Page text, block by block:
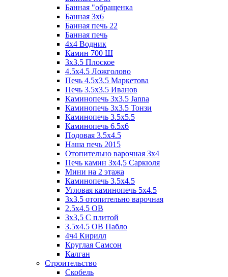
Банная "обращенка
Банная 3х6
Банная печь 22
Банная печь
4х4 Водник
Камин 700 Ш
3x3.5 Плоское
4.5x4.5 Ложголово
Печь 4.5x3.5 Маркетова
Печь 3.5x3.5 Иванов
Каминопечь 3x3.5 Janna
Каминопечь 3x3.5 Тонзи
Каминопечь 3.5х5.5
Каминопечь 6.5x6
Подовая 3.5х4.5
Наша печь 2015
Отопительно варочная 3х4
Печь камин 3х4,5 Саркюля
Мини на 2 этажа
Каминопечь 3.5х4.5
Угловая каминопечь 5х4.5
3х3.5 отопительно варочная
2.5х4.5 ОВ
3х3,5 C плитой
3.5х4.5 ОВ Пабло
4ч4 Кирилл
Круглая Самсон
Калган
Строительство
Скобель